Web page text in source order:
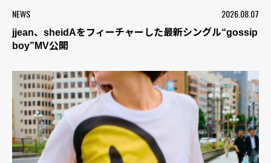
NEWS 2026.08.07
jjean、sheidAをフィーチャーした最新シングル“gossip
boy”MV公開